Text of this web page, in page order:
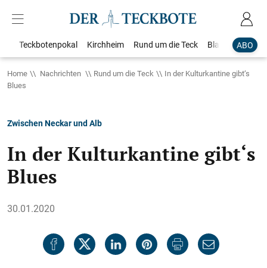
ABO
Teckbotenpokal Kirchheim Rund um die Teck Blaulicht
Home Nachrichten Rund um die Teck
In der Kulturkantine gibt‘s
Blues
Zwischen Neckar und Alb
In der Kulturkantine gibt‘s
Blues
30.01.2020